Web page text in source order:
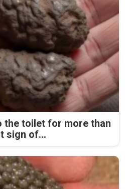
the toilet for more than
sign of...